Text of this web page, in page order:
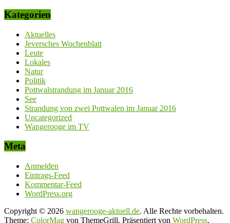
Kategorien
Aktuelles
Jeversches Wochenblatt
Leute
Lokales
Natur
Politik
Pottwalstrandung im Januar 2016
See
Strandung von zwei Pottwalen im Januar 2016
Uncategorized
Wangerooge im TV
Meta
Anmelden
Eintrags-Feed
Kommentar-Feed
WordPress.org
Copyright © 2026 wangerooge-aktuell.de. Alle Rechte vorbehalten.
Theme: ColorMag von ThemeGrill. Präsentiert von WordPress.